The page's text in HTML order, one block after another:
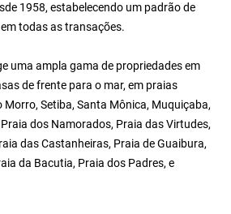
1958, estabelecendo um padrão de
todas as transações.
uma ampla gama de propriedades em
de frente para o mar, em praias
Morro, Setiba, Santa Mônica, Muquiçaba,
dos Namorados, Praia das Virtudes,
das Castanheiras, Praia de Guaibura,
da Bacutia, Praia dos Padres, e